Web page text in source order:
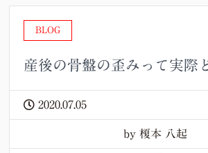
BLOG
産後の骨盤の歪みって実際
2020.07.05
by 榎本 八起